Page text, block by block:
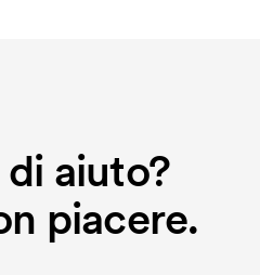
aiuto?
piacere.